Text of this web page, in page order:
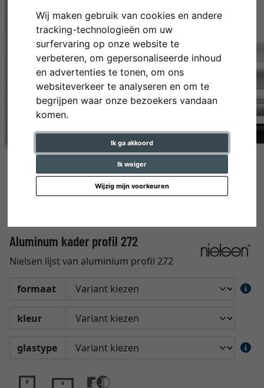
Wij maken gebruik van cookies en andere
tracking-technologieën om uw
surfervaring op onze website te
verbeteren, om gepersonaliseerde inhoud
en advertenties te tonen, om ons
websiteverkeer te analyseren en om te
begrijpen waar onze bezoekers vandaan
komen.
Ik ga akkoord
Ik weiger
Wijzig mijn voorkeuren
Terug
Aluminum kader profil 272
Nielsen lijst van aluminium profil 272
formaat
kleur
glastype